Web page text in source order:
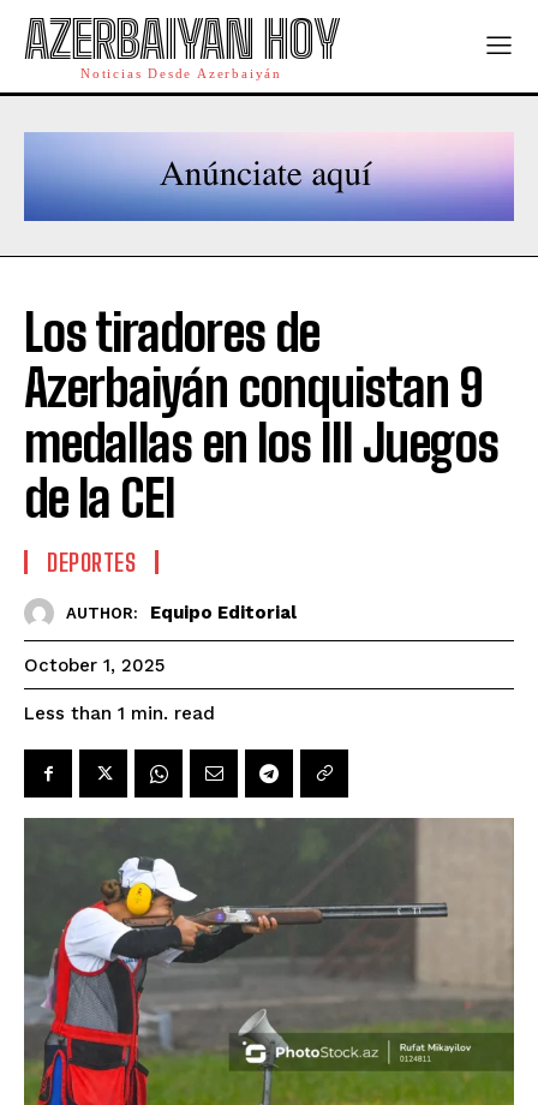
AZERBAIYAN HOY
Noticias Desde Azerbaiyán
Los tiradores de
Azerbaiyán conquistan 9
medallas en los III Juegos
de la CEI
DEPORTES
AUTHOR: Equipo Editorial
October 1, 2025
Less than 1 min. read